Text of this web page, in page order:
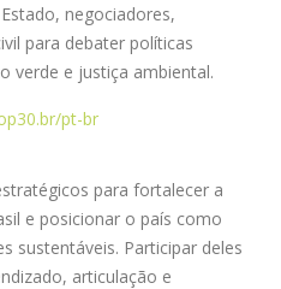
negociadores,
para debater políticas
verde e justiça ambiental.
pt-br
para fortalecer a
e posicionar o país como
sustentáveis. Participar deles
articulação e